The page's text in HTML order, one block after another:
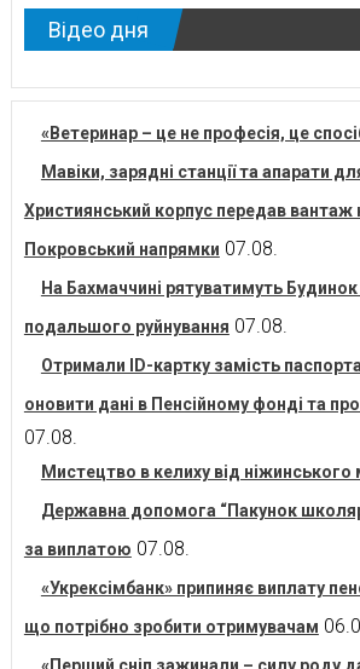
Відео дня
«Ветеринар – це не професія, це
Мавіки, зарядні станції та апарати
Християнський корпус передав вантаж
Покровський напрямки 07.08.
На Бахмаччині рятуватимуть Будинок
подальшого руйнування 07.08.
Отримали ID-картку замість
оновити дані в Пенсійному фонді та
07.08.
Мистецтво в келиху від ніжинського
Державна допомога “Пакунок
за виплатою 07.08.
«Укрексімбанк» припиняє виплату
що потрібно зробити отримувачам
«Перший сніп зажинали – силу роду